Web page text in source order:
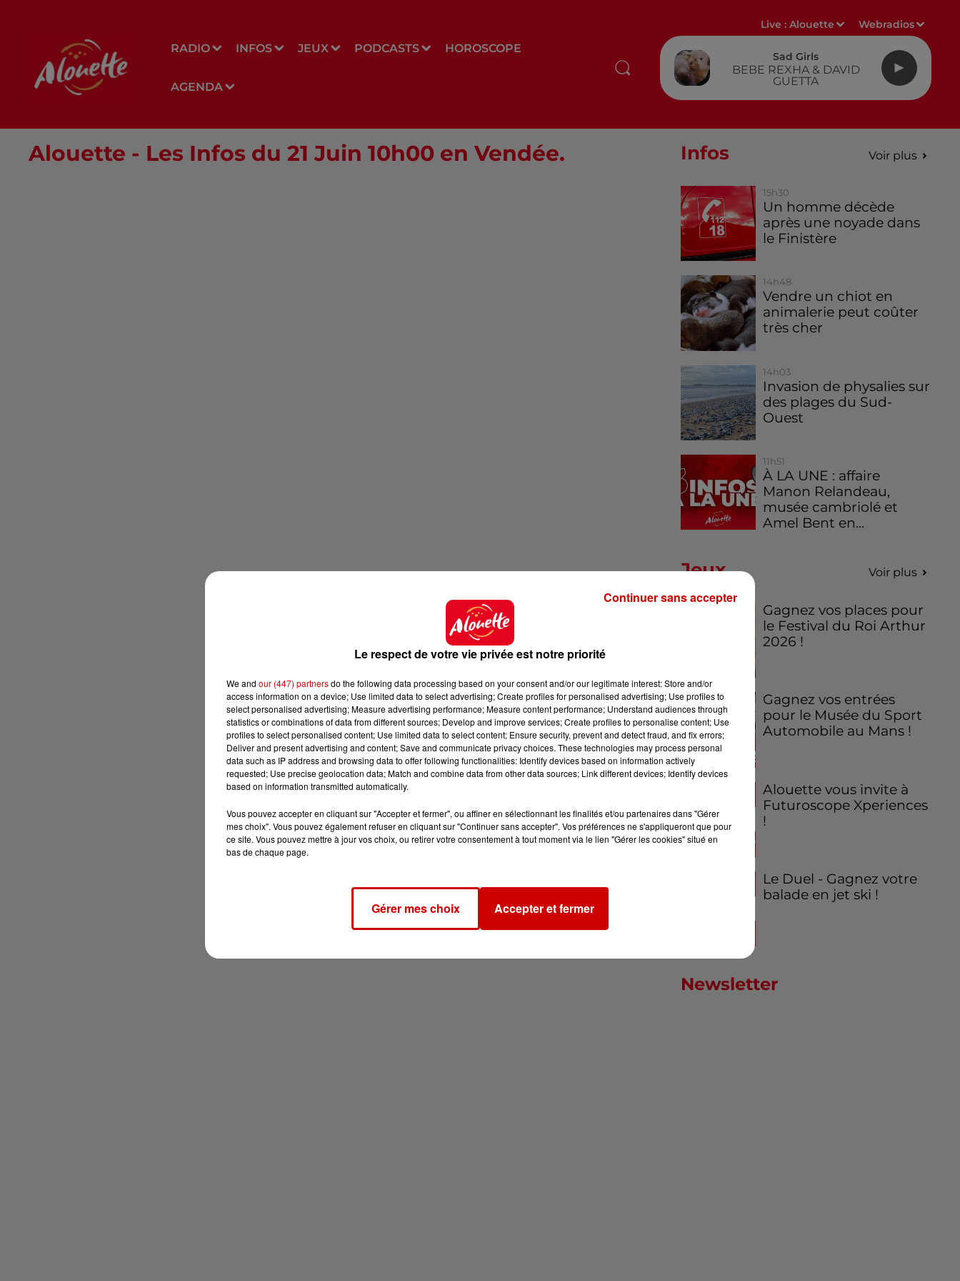
RADIO INFOS JEUX PODCASTS HOROSCOPE
AGENDA
Live :Alouette Webradios
Sad Girls
BEBE REXHA & DAVID
GUETTA
Alouette - Les Infos du 21 Juin 10h00 en Vendée. Infos Voir plus
15h30
Un homme décède
après une noyade dans
le Finistère
14h48
Vendre un chiot en
animalerie peut coûter
très cher
14h03
Invasion de physalies sur
des plages du Sud-
Ouest
11h51
À LA UNE : affaire
Manon Relandeau,
musée cambriolé et
Amel Bent en...
Jeux Voir plus
Gagnez vos places pour
le Festival du Roi Arthur
2026 !
Gagnez vos entrées
pour le Musée du Sport
Automobile au Mans !
Alouette vous invite à
Futuroscope Xperiences
!
Le Duel - Gagnez votre
balade en jet ski !
Newsletter
Le respect de votre vie privée est notre priorité
We and our (447) partnersdo the following data processing based on your consent and/or our legitimate interest: Store and/or
access information on a device; Use limited data to select advertising; Create profiles for personalised advertising; Use profiles to
select personalised advertising; Measure advertising performance; Measure content performance; Understand audiences through
statistics or combinations of data from different sources; Develop and improve services; Create profiles to personalise content; Use
profiles to select personalised content; Use limited data to select content; Ensure security, prevent and detect fraud, and fix errors;
Deliver and present advertising and content; Save and communicate privacy choices. These technologies may process personal
data such as IP address and browsing data to offer following functionalities: Identify devices based on information actively
requested; Use precise geolocation data; Match and combine data from other data sources; Link different devices; Identify devices
based on information transmitted automatically.
Vous pouvez accepter en cliquant sur "Accepter et fermer", ou affiner en sélectionnant les finalités et/ou partenaires dans "Gérer
mes choix". Vous pouvez également refuser en cliquant sur "Continuer sans accepter". Vos préférences ne s'appliqueront que pour
ce site. Vous pouvez mettre à jour vos choix, ou retirer votre consentement à tout moment via le lien "Gérer les cookies" situé en
bas de chaque page.
Gérer mes choix Accepter et fermer
Continuer sans accepter